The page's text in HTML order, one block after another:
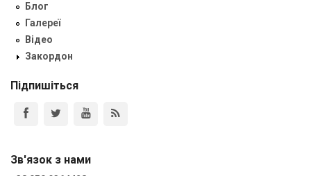
Блог
Галереї
Відео
Закордон
Підпишіться
Зв'язок з нами